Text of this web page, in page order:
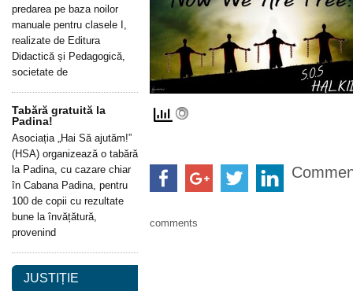
comments
predarea pe baza noilor
manuale pentru clasele I,
realizate de Editura
Didactică și Pedagogică,
societate de
Tabără gratuită la
Padina!
Asociația „Hai Să ajutăm!”
(HSA) organizează o tabără
la Padina, cu cazare chiar
în Cabana Padina, pentru
100 de copii cu rezultate
bune la învățătură,
provenind
JUSTIȚIE